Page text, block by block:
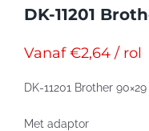
DK-11201
Vanaf €2,64 / rol
DK-11201 Brother
Met adaptor